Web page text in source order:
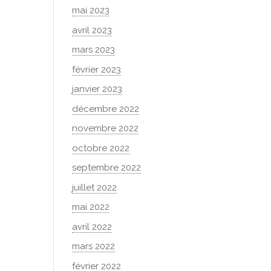
mai 2023
avril 2023
mars 2023
février 2023
janvier 2023
décembre 2022
novembre 2022
octobre 2022
septembre 2022
juillet 2022
mai 2022
avril 2022
mars 2022
février 2022